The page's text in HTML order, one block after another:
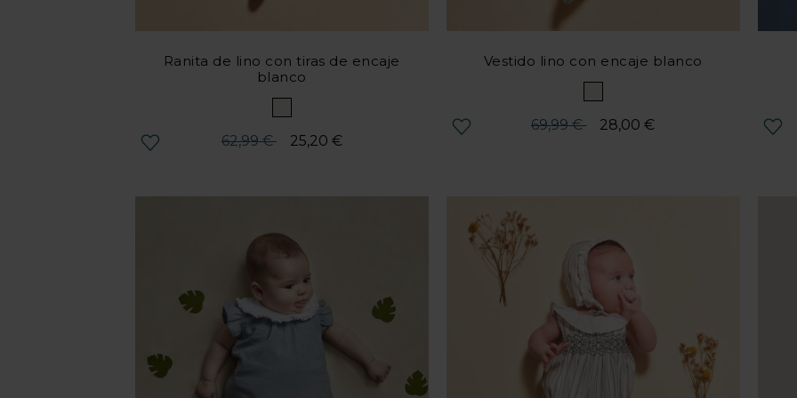
Ranita de lino con tiras de encaje
blanco
Precio reducido desde
62,99 €hasta
25,20 €
Vestido lino con encaje blanco
Precio reducido desde
69,99 €hasta
28,00 €